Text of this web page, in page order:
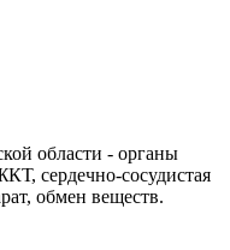
области - органы
сердечно-сосудистая
обмен веществ.